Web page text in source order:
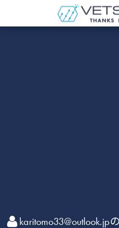
karitomo33@outlook.jp